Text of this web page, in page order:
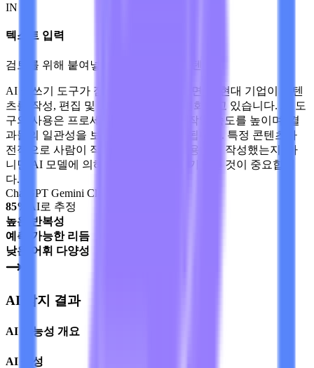
IN
텍스트 입력
검토를 위해 붙여넣은 AI 작성 가능 콘텐츠
AI 글쓰기 도구가 점점 더 인기를 얻으면서, 현대 기업이 콘텐
츠를 작성, 편집 및 게시하는 방식이 변화하고 있습니다. AI 도
구의 사용은 프로세스를 자동화하고, 작업 속도를 높이며, 결
과물의 일관성을 보장하는 데 도움이 됩니다. 특정 콘텐츠가
전적으로 사람이 작성했는지, AI를 사용하여 작성했는지, 아
니면 AI 모델에 의해 생성되었는지 평가하는 것이 중요합니
다.
ChatGPT Gemini Claude
85%
AI로 추정
높은 반복성
예측 가능한 리듬
낮은 어휘 다양성
AI 감지 결과
AI 가능성 개요
AI 생성